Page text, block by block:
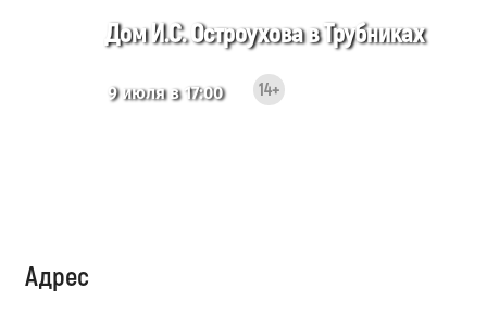
Дом И.С. Остроухова в Трубниках
9 июля в 17:00 14+
Адрес